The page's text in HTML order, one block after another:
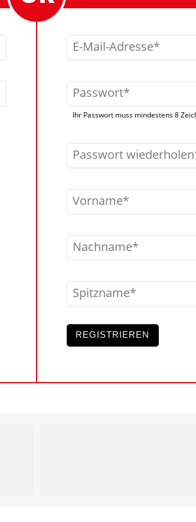
E-Mail-Adresse
Passwort
Ihr Passwort muss mindestens 8
Passwort wiederholen
Vorname
Nachname
Spitzname
REGISTRIEREN